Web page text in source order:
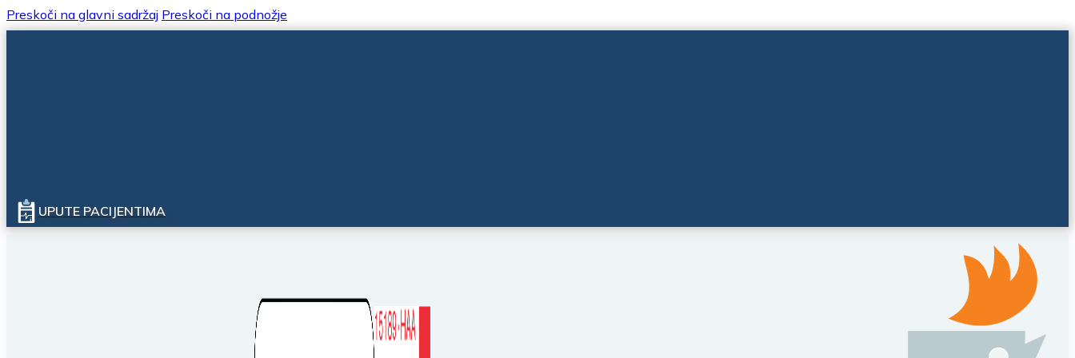
Preskoči na glavni sadržaj Preskoči na podnožje
UPUTE PACIJENTIMA